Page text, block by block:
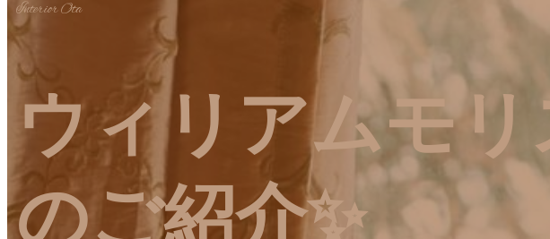
Interior Ota
ウィリアムモ
のご紹介✨